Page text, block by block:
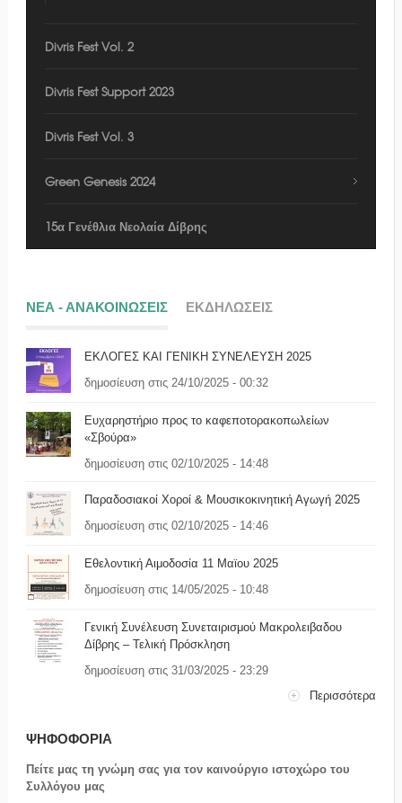
Divris Fest Vol. 2
Divris Fest Support 2023
Divris Fest Vol. 3
Green Genesis 2024
15α Γενέθλια Νεολαία Δίβρης
ΝΕΑ - ΑΝΑΚΟΙΝΩΣΕΙΣ ΕΚΔΗΛΩΣΕΙΣ
ΕΚΛΟΓΕΣ ΚΑΙ ΓΕΝΙΚΗ ΣΥΝΕΛΕΥΣΗ 2025
δημοσίευση στις 24/10/2025 - 00:32
Ευχαρηστήριο προς το καφεποτορακοπωλείων
«Σβούρα»
δημοσίευση στις 02/10/2025 - 14:48
Παραδοσιακοί Χοροί & Μουσικοκινητική Αγωγή 2025
δημοσίευση στις 02/10/2025 - 14:46
Εθελοντική Αιμοδοσία 11 Μαϊου 2025
δημοσίευση στις 14/05/2025 - 10:48
Γενική Συνέλευση Συνεταιρισμού Μακρολειβαδου
Δίβρης – Τελική Πρόσκληση
δημοσίευση στις 31/03/2025 - 23:29
Περισσότερα
ΨΗΦΟΦΟΡΙΑ
Πείτε μας τη γνώμη σας για τον καινούργιο ιστοχώρο του
Συλλόγου μας